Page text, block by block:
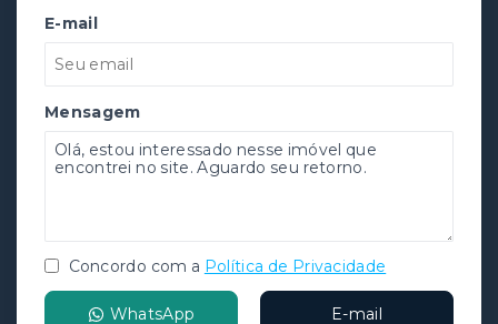
E-mail
Mensagem
Concordo com a Política de Privacidade
WhatsApp E-mail